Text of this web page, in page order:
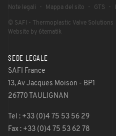
Note legali Mappa del sito GTS
© SAFI - Thermoplastic Valve Solutions
Website by 6tematik
SEDE LEGALE
SAFI France
13, Av Jacques Moison - BP1
26770 TAULIGNAN
Tel : +33 (0)4 75 53 56 29
Fax : +33 (0)4 75 53 62 78